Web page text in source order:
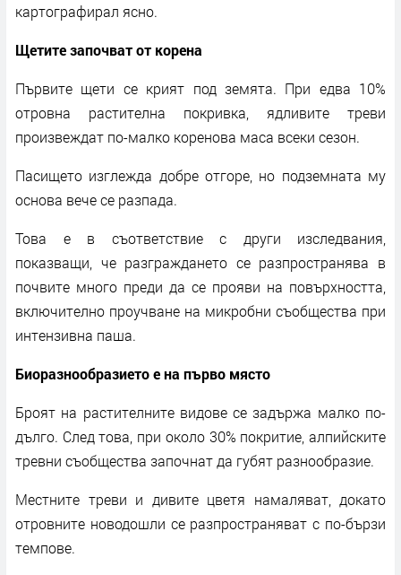
картографирал ясно.
Щетите започват от корена
Първите щети се крият под земята. При едва 10%
отровна растителна покривка, ядливите треви
произвеждат по-малко коренова маса всеки сезон.
Пасището изглежда добре отгоре, но подземната му
основа вече се разпада.
Това е в съответствие с други изследвания,
показващи, че разграждането се разпространява в
почвите много преди да се прояви на повърхността,
включително проучване на микробни съобщества при
интензивна паша.
Биоразнообразието е на първо място
Броят на растителните видове се задържа малко по-
дълго. След това, при около 30% покритие, алпийските
тревни съобщества започнат да губят разнообразие.
Местните треви и дивите цветя намаляват, докато
отровните новодошли се разпространяват с по-бързи
темпове.